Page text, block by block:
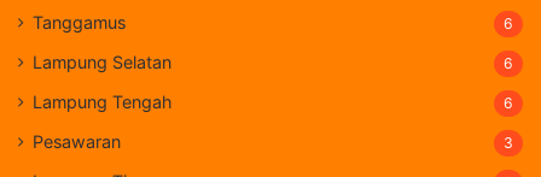
Tanggamus 6
Lampung Selatan 6
Lampung Tengah 6
Pesawaran 3